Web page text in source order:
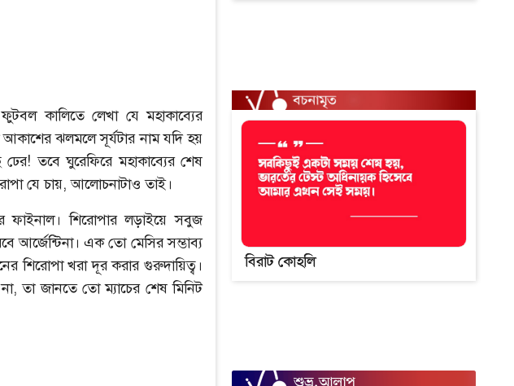
কালিতে লেখা যে মহাকাব্যের
ঝলমলে সূর্যটার নাম যদি হয়
তবে ঘুরেফিরে মহাকাব্যের শেষ
যে চায়, আলোচনাটাও তাই।
ফাইনাল। শিরোপার লড়াইয়ে সবুজ
আর্জেন্টিনা। এক তো মেসির সম্ভাব্য
শিরোপা খরা দূর করার গুরুদায়িত্ব।
তা জানতে তো ম্যাচের শেষ মিনিট
বিরাট কোহলি